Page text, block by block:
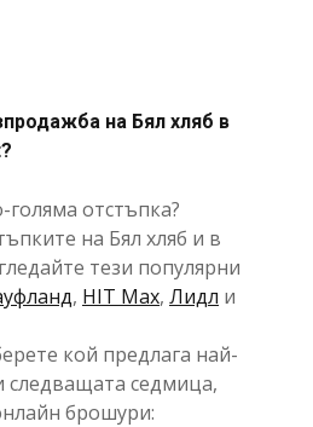
на Бял хляб в
отстъпка?
на Бял хляб и в
тези популярни
, HIT Max, Лидл и
кой предлага най-
следващата седмица,
брошури: